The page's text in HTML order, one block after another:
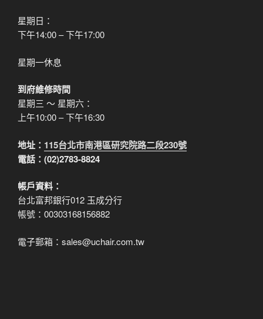
星期日：
下午14:00 – 下午17:00
星期一休息
到府維修時間
星期三 ～ 星期六：
上午10:00 – 下午16:30
地址： 115台北市南港區研究院路二段230號
電話：(02)2783-8824
帳戶資料：
台北富邦銀行012 玉成分行
帳號：00303168156882
電子郵箱：sales@uchair.com.tw